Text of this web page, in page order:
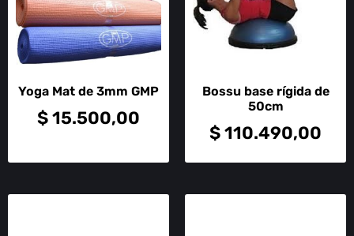
Yoga Mat de 3mm GMP
$15.500,00
Bossu base rígida de
50cm
$110.490,00